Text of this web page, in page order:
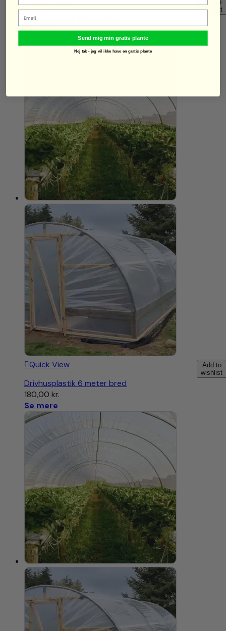
Add to
wishlist
Drivhusplastik 3 meter bred
90,00kr.
Add to
wishlist
Quick View
Drivhusplastik 6 meter bred
180,00 kr.
Se mere
Send mig min gratis plante
Nej tak - jeg vil ikke have en gratis plante